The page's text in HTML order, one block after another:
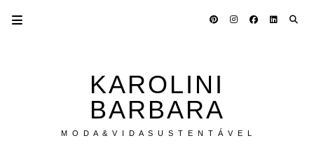
KAROLINI
BARBARA
M O D A & V I D A S U S T E N T Á V E L